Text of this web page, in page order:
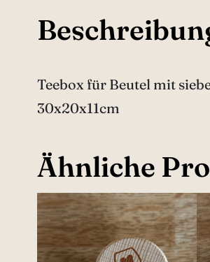
Teebox für Beutel mit
30x20x11cm
Ähnliche